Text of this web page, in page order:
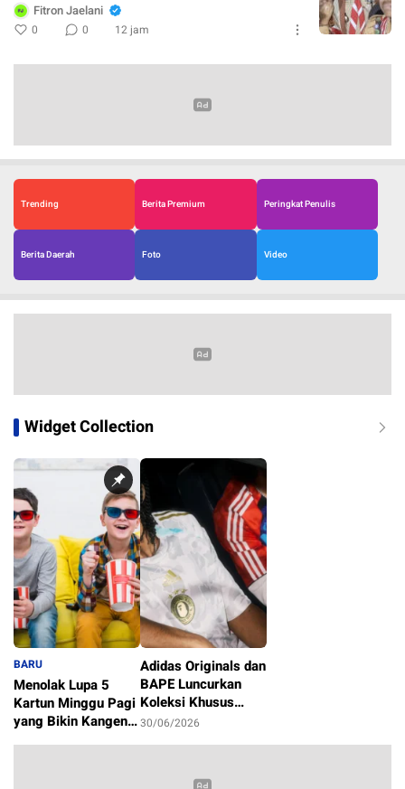
Fitron Jaelani
0 0 12 jam
Trending Berita Premium Peringkat Penulis
Berita Daerah Foto Video
Widget Collection
BARU
Menolak Lupa 5
Kartun Minggu Pagi
yang Bikin Kangen
1/07/2026
Adidas Originals dan
BAPE Luncurkan
Koleksi Khusus
Sambut Piala Dunia
30/06/2026